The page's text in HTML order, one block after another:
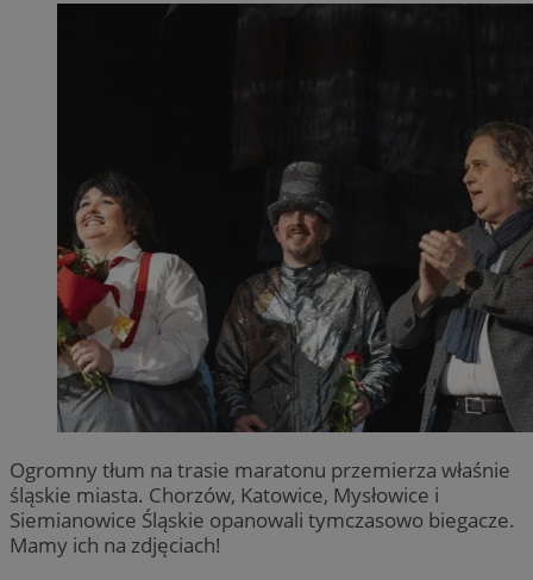
Ogromny tłum na trasie maratonu przemierza właśnie
śląskie miasta. Chorzów, Katowice, Mysłowice i
Siemianowice Śląskie opanowali tymczasowo biegacze.
Mamy ich na zdjęciach!